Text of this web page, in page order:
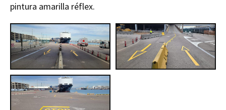
pintura amarilla réflex.